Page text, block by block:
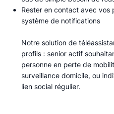
Rester en contact avec vos
système de notifications
Notre solution de
profils : senior actif
personne en perte de
surveillance domicile, ou
lien social régulier.